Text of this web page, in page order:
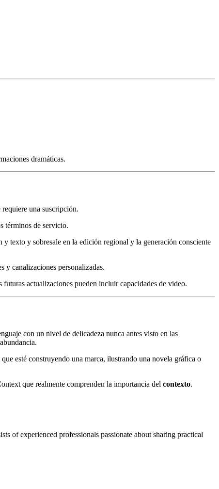
dramáticas.
una suscripción.
términos de servicio.
texto y sobresale en la edición regional y la generación consciente
y canalizaciones personalizadas.
actualizaciones pueden incluir capacidades de video.
con un nivel de delicadeza nunca antes visto en las
esté construyendo una marca, ilustrando una novela gráfica o
que realmente comprenden la importancia del contexto.
of experienced professionals passionate about sharing practical